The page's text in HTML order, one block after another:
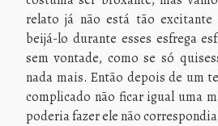
relato já não está tão excitante
beijá-lo durante esses esfrega
sem vontade, como se só
nada mais. Então depois de um
complicado não ficar igual uma
poderia fazer ele não